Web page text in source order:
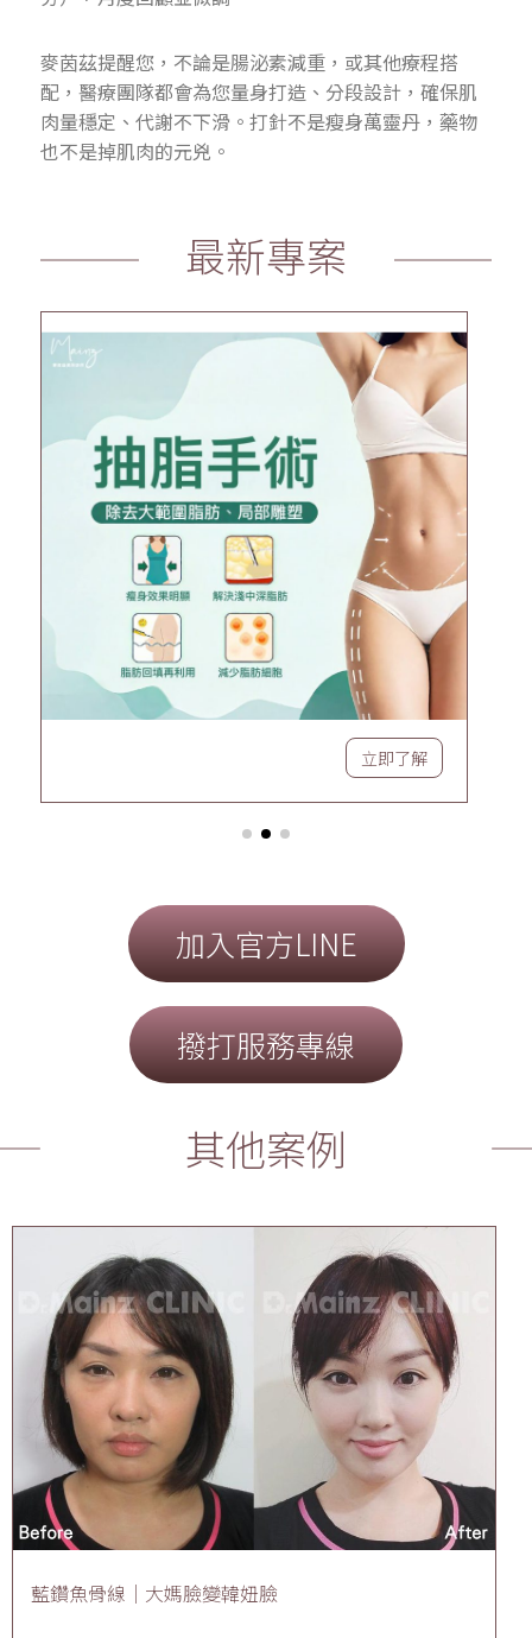
麥茵茲提醒您，不論是腸泌素減重，或其他療程搭
配，醫療團隊都會為您量身打造、分段設計，確保肌
肉量穩定、代謝不下滑。打針不是瘦身萬靈丹，藥物
也不是掉肌肉的元兇。
最新專案
加入官方LINE
撥打服務專線
其他案例
藍鑽魚骨線｜大媽臉變韓妞臉